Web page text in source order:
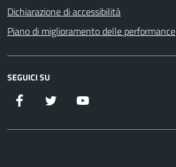
Dichiarazione di accessibilità
Piano di miglioramento delle performance
SEGUICI SU
Facebook Twitter